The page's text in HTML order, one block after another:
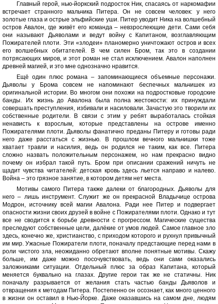
Главный герой, нью-йоркский подросток Ник, спасаясь от наркомафии
встречает странного мальчика Питера. Он не совсем человек: у него
золотые глаза и острые эльфийские уши. Питер уводит Ника на волшебный
остров Авалон, где живёт его команда – невзрослеющие дети. Сами себя
они называют Дьяволами и ведут войну с Капитаном, возглавляющим
Пожирателей плоти. Эти «злодеи» планомерно уничтожают остров и всех
его волшебных обитателей. В чем силен Бром, так это в создании
потрясающих миров, и этот роман не стал исключением. Авалон наполнен
древней магией, и это мне однозначно нравится.
Ещё один плюс романа – запоминающиеся объемные персонажи.
Дьяволы у Брома совсем не напоминают беспечных мальчишек из
оригинальной истории. Во многом они похожи на подростковые городские
банды. Их жизнь до Авалона была полна жестокости: их принуждали
совершать преступления, избивали и насиловали. Зачастую это творили их
собственные родители. В связи с этим у ребят выработалась стойкая
ненависть к взрослым, которые представлены на острове именно
Пожирателями плоти. Дьяволы фанатично преданы Питеру и готовы ради
него даже расстаться с жизнью. В прошлом вечного мальчишки тоже
хватает травли и насилия, ведь он родился не таким, как все. Питера
сложно назвать положительным персонажем, но нам прекрасно видно
почему он избрал такой путь. Бром при описании сражений ничуть не
щадит чувства читателей: детская кровь здесь льется направо и налево.
Война – это грязное занятие, в котором детям нет места.
Мотивы самого Питера также далеки от благородных. Дьяволы для
него – лишь инструмент. Служит же он прекрасной Владычице острова
Модрон, источнику всей магии Авалона. Ради нее Питер и подвергает
опасности жизни своих друзей в войне с Пожирателями плоти. Однако и тут
все не сводится к борьбе древности с прогрессом. Магические существа
преследуют собственные цели, далёкие от умов людей. Самое главное зло
здесь, конечно же, христианство, с приходом которого и рухнул привычный
им мир. Ужасные Пожиратели плоти, поначалу предстающие перед нами в
роли чистого зла, неожиданно обретают вполне понятные мотивы. Скажу
больше, им даже можно посочувствовать, ведь они сами оказались
заложниками ситуации. Отдельный плюс за образ Капитана, который
меняется буквально на глазах. Другие герои так же не статичны. Ник
поначалу разрывается от желания стать частью банды Дьяволов и
отвращения к методам Питера. Постепенно он осознает, как много ценного
в жизни он оставил в Нью-Йорке. Даже оказавшись на самом дне, людям